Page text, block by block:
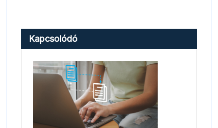
Kapcsolódó